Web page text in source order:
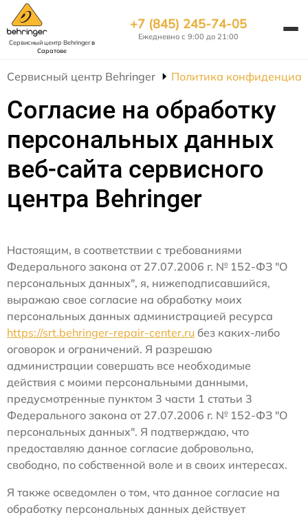
Сервисный центр Behringerв
Саратове
+7 (845) 245-74-05
Ежедневно с 9:00 до 21:00
Сервисный центр Behringer Политика
Согласие на обработку
персональных данных
веб-сайта сервисного
центра Behringer
Настоящим, в соответствии с требованиями
Федерального закона от 27.07.2006 г. № 152-ФЗ "О
персональных данных", я, нижеподписавшийся,
выражаю свое согласие на обработку моих
персональных данных администрацией ресурса
https://srt.behringer-repair-center.ru без каких-либо
оговорок и ограничений. Я разрешаю
администрации совершать все необходимые
действия с моими персональными данными,
предусмотренные пунктом 3 части 1 статьи 3
Федерального закона от 27.07.2006 г. № 152-ФЗ "О
персональных данных". Я подтверждаю, что
предоставляю данное согласие добровольно,
свободно, по собственной воле и в своих интересах.
Я также осведомлен о том, что данное согласие на
обработку персональных данных действует